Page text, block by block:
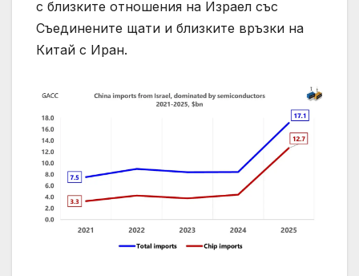
с близките отношения на Израел със
Съединените щати и близките връзки на
Китай с Иран.